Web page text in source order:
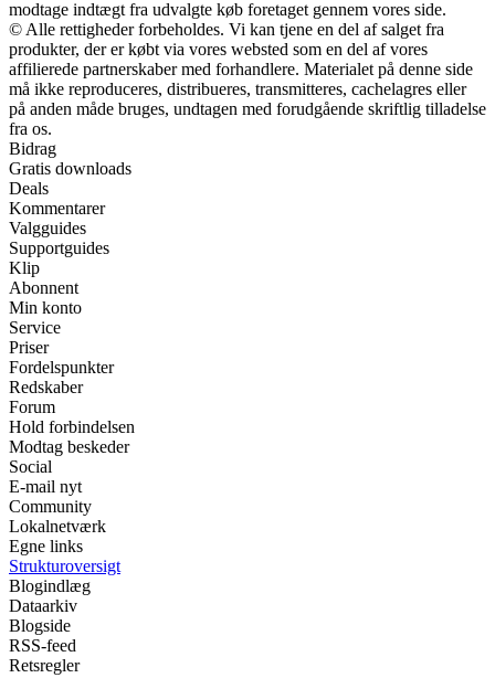
modtage indtægt fra udvalgte køb foretaget gennem vores side.
© Alle rettigheder forbeholdes. Vi kan tjene en del af salget fra
produkter, der er købt via vores websted som en del af vores
affilierede partnerskaber med forhandlere. Materialet på denne side
må ikke reproduceres, distribueres, transmitteres, cachelagres eller
på anden måde bruges, undtagen med forudgående skriftlig tilladelse
fra os.
Bidrag
Gratis downloads
Deals
Kommentarer
Valgguides
Supportguides
Klip
Abonnent
Min konto
Service
Priser
Fordelspunkter
Redskaber
Forum
Hold forbindelsen
Modtag beskeder
Social
E-mail nyt
Community
Lokalnetværk
Egne links
Strukturoversigt
Blogindlæg
Dataarkiv
Blogside
RSS-feed
Retsregler